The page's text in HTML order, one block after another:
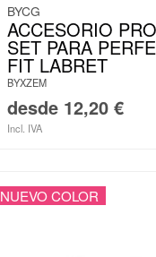
BYCG
ACCESORIO
SET PARA
FIT LABRET
BYXZEM
desde 12,20 €
Incl. IVA
NUEVO COLOR